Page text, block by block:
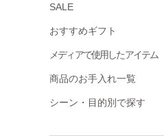
SALE
おすすめギフト
メディアで使用したアイテム
商品のお手入れ一覧
シーン・目的別で探す